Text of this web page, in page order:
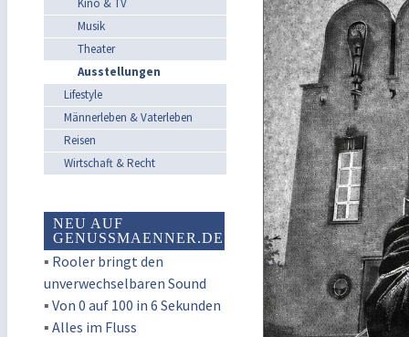
Kino & TV
Musik
Theater
Ausstellungen
Lifestyle
Männerleben & Vaterleben
Reisen
Wirtschaft & Recht
NEU AUF
GENUSSMAENNER.DE
▪ Rooler bringt den
unverwechselbaren Sound
▪ Von 0 auf 100 in 6 Sekunden
▪ Alles im Fluss